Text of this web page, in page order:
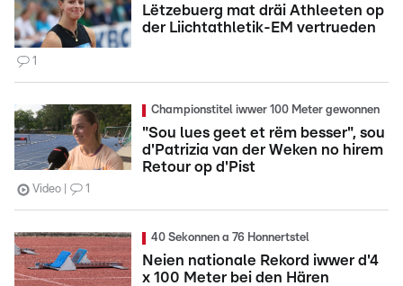
Lëtzebuerg mat dräi Athleeten op
der Liichtathletik-EM vertrueden
1
Championstitel iwwer 100 Meter gewonnen
"Sou lues geet et rëm besser", sou
d'Patrizia van der Weken no hirem
Retour op d'Pist
Video 1
40 Sekonnen a 76 Honnertstel
Neien nationale Rekord iwwer d'4
x 100 Meter bei den Hären